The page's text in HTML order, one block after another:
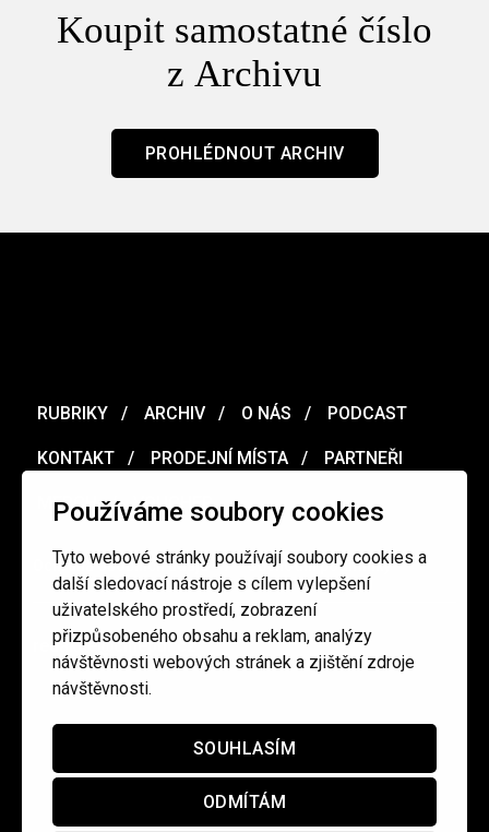
Používáme soubory cookies
Tyto webové stránky používají soubory cookies a
další sledovací nástroje s cílem vylepšení
uživatelského prostředí, zobrazení
přizpůsobeného obsahu a reklam, analýzy
návštěvnosti webových stránek a zjištění zdroje
návštěvnosti.
SOUHLASÍM
ODMÍTÁM
Koupit samostatné číslo
z Archivu
PROHLÉDNOUT ARCHIV
RUBRIKY ARCHIV O NÁS PODCAST
KONTAKT PRODEJNÍ MÍSTA PARTNEŘI
MERCH VOUCHER
Ochrana osobních údajů / Obchodní podmínky
redakce@cinepur.cz